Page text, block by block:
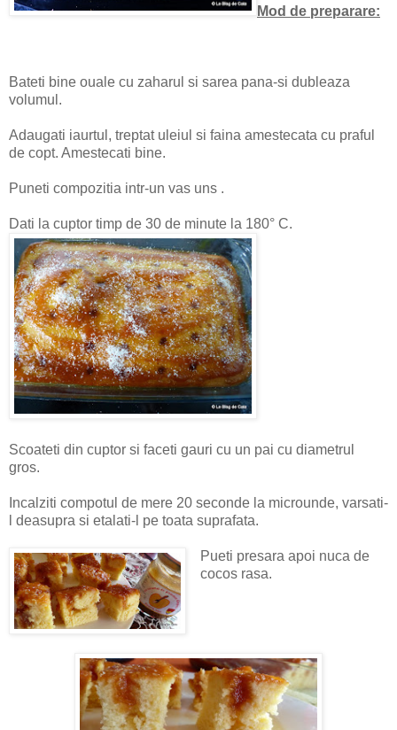
Mod de preparare:
Bateti bine ouale cu zaharul si sarea pana-si dubleaza
volumul.
Adaugati iaurtul, treptat uleiul si faina amestecata cu praful
de copt. Amestecati bine.
Puneti compozitia intr-un vas uns .
Dati la cuptor timp de 30 de minute la 180° C.
Scoateti din cuptor si faceti gauri cu un pai cu diametrul
gros.
Incalziti compotul de mere 20 seconde la microunde, varsati-
l deasupra si etalati-l pe toata suprafata.
Pueti presara apoi nuca de
cocos rasa.